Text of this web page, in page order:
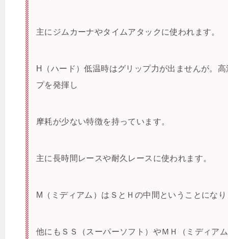
主にジムカーナやタイムアタックに使われます。
H（ハード）低温時はグリップ力が出ませんが。
プを発揮し
摩耗が少ない特徴を持っています。
主に長時間レースや耐久レースに使われます。
M（ミディアム）はＳとＨの中間ということにな
他にもＳＳ（スーパーソフト）やＭＨ（ミディア